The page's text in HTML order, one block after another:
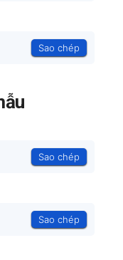
Sao chép
Sao chép
Sao chép